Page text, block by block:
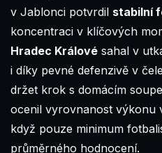
v Jablonci potvrdil stabilní
koncentraci v klíčových
Hradec Králové sahal v
i díky pevné defenzivě v
držet krok s domácím
ocenil vyrovnanost výkonu
když pouze minimum
průměrného hodnocení.